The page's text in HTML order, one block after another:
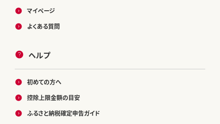
マイページ
よくある質問
ヘルプ
初めての方へ
控除上限金額の目安
ふるさと納税確定申告ガイド